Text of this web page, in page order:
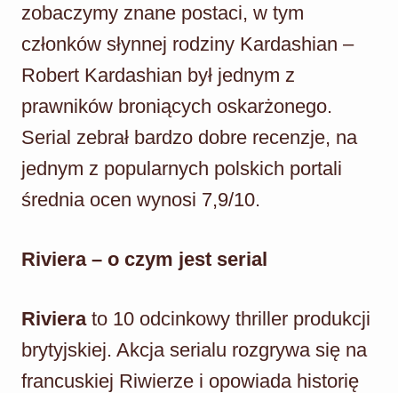
zobaczymy znane postaci, w tym
członków słynnej rodziny Kardashian –
Robert Kardashian był jednym z
prawników broniących oskarżonego.
Serial zebrał bardzo dobre recenzje, na
jednym z popularnych polskich portali
średnia ocen wynosi 7,9/10.
Riviera – o czym jest serial
Rivierato 10 odcinkowy thriller produkcji
brytyjskiej. Akcja serialu rozgrywa się na
francuskiej Riwierze i opowiada historię